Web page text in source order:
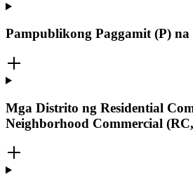
Pampublikong Paggamit (P)
Mga Distrito ng Residential
Neighborhood Commercial